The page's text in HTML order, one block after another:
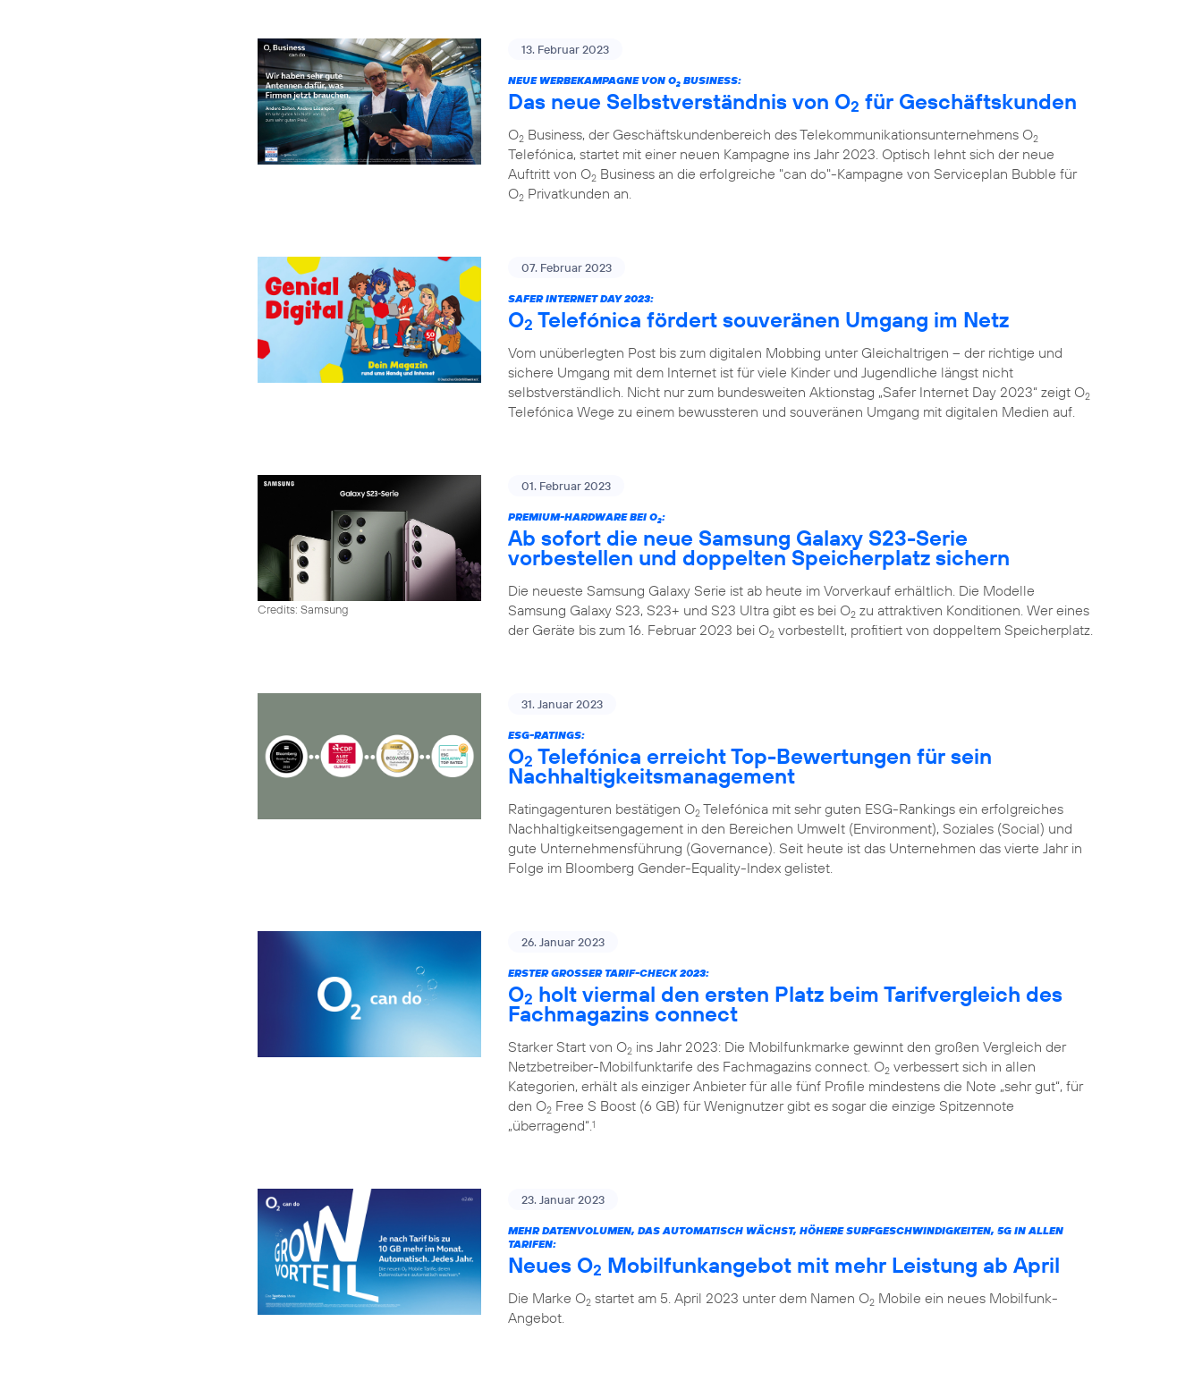
13. Februar 2023
NEUE WERBEKAMPAGNE VON O2 BUSINESS:
Das neue Selbstverständnis von O2 für Geschäftskunden
O2 Business, der Geschäftskundenbereich des Telekommunikationsunternehmens O2
Telefónica, startet mit einer neuen Kampagne ins Jahr 2023. Optisch lehnt sich der neue
Auftritt von O2 Business an die erfolgreiche "can do"-Kampagne von Serviceplan Bubble für
O2 Privatkunden an.
07. Februar 2023
SAFER INTERNET DAY 2023:
O2 Telefónica fördert souveränen Umgang im Netz
Vom unüberlegten Post bis zum digitalen Mobbing unter Gleichaltrigen – der richtige und
sichere Umgang mit dem Internet ist für viele Kinder und Jugendliche längst nicht
selbstverständlich. Nicht nur zum bundesweiten Aktionstag „Safer Internet Day 2023“ zeigt O2
Telefónica Wege zu einem bewussteren und souveränen Umgang mit digitalen Medien auf.
Credits: Samsung
01. Februar 2023
PREMIUM-HARDWARE BEI O2:
Ab sofort die neue Samsung Galaxy S23-Serie
vorbestellen und doppelten Speicherplatz sichern
Die neueste Samsung Galaxy Serie ist ab heute im Vorverkauf erhältlich. Die Modelle
Samsung Galaxy S23, S23+ und S23 Ultra gibt es bei O2 zu attraktiven Konditionen. Wer eines
der Geräte bis zum 16. Februar 2023 bei O2 vorbestellt, profitiert von doppeltem Speicherplatz.
31. Januar 2023
ESG-RATINGS:
O2 Telefónica erreicht Top-Bewertungen für sein
Nachhaltigkeitsmanagement
Ratingagenturen bestätigen O2 Telefónica mit sehr guten ESG-Rankings ein erfolgreiches
Nachhaltigkeitsengagement in den Bereichen Umwelt (Environment), Soziales (Social) und
gute Unternehmensführung (Governance). Seit heute ist das Unternehmen das vierte Jahr in
Folge im Bloomberg Gender-Equality-Index gelistet.
26. Januar 2023
ERSTER GROSSER TARIF-CHECK 2023:
O2 holt viermal den ersten Platz beim Tarifvergleich des
Fachmagazins connect
Starker Start von O2 ins Jahr 2023: Die Mobilfunkmarke gewinnt den großen Vergleich der
Netzbetreiber-Mobilfunktarife des Fachmagazins connect. O2 verbessert sich in allen
Kategorien, erhält als einziger Anbieter für alle fünf Profile mindestens die Note „sehr gut“, für
den O2 Free S Boost (6 GB) für Wenignutzer gibt es sogar die einzige Spitzennote
„überragend“.1
23. Januar 2023
MEHR DATENVOLUMEN, DAS AUTOMATISCH WÄCHST, HÖHERE SURFGESCHWINDIGKEITEN, 5G IN ALLEN
TARIFEN:
Neues O2 Mobilfunkangebot mit mehr Leistung ab April
Die Marke O2 startet am 5. April 2023 unter dem Namen O2 Mobile ein neues Mobilfunk-
Angebot.